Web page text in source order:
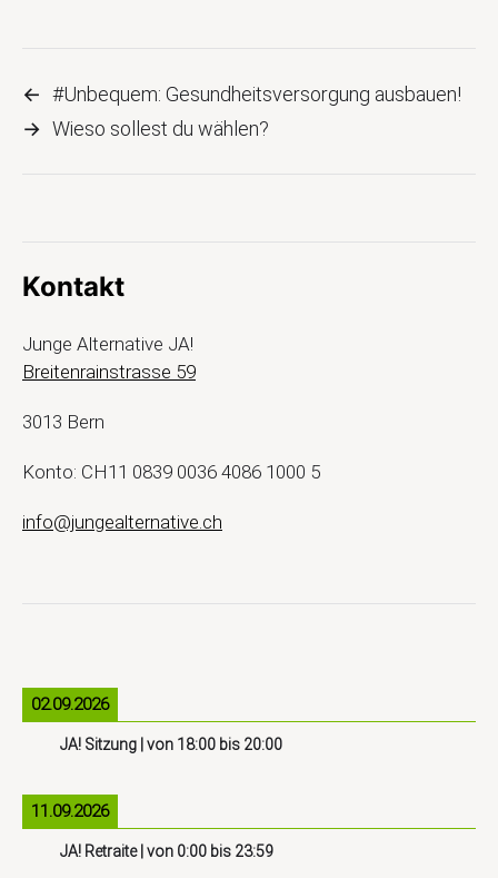
← #Unbequem: Gesundheitsversorgung ausbauen!
→ Wieso sollest du wählen?
Kontakt
Junge Alternative JA!
Breitenrainstrasse 59
3013 Bern
Konto: CH11 0839 0036 4086 1000 5
info@jungealternative.ch
02.09.2026
JA! Sitzung | von 18:00 bis 20:00
11.09.2026
JA! Retraite| von 0:00 bis 23:59